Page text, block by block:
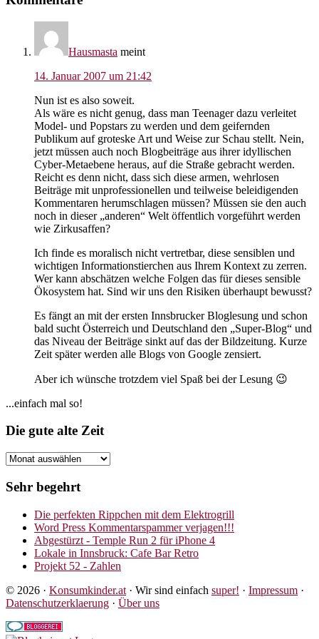
Interaktionen
Hausmasta meint
14. Januar 2007 um 21:42
Nun ist es also soweit.
Als wäre es nicht genug, dass man Teenager dazu verleitet
Model- und Popstars zu werden und dem geifernden
Publikum auf groteske Art und Weise zur Schau stellt. Nein,
jetzt müssen auch noch Blogbeiträge aus ihrer idyllischen
Cyber-Metaebene heraus, auf die Straße gebracht werden.
Reicht es denn nicht, dass sich diese armen, wehrlosen
Beiträge mit unprofessionellen und teilweise beleidigenden
Kommentaren herumschlagen müssen? Müssen sie den auch
noch in dieser „anderen“ Welt öffentlich vorgeführt werden
wie Zirkusaffen?
Ich finde es moralisch nicht vertretbar, diese sensiblen und
wichtigen Informationstierchen aus Ihrem Kontext zu zerren.
Wer kann abschätzen welche Folgen das für dieses sensible
Ökosystem hat. Sind wir uns den Risiken überhaupt bewusst?
Es fängt an mit der ersten Innsbrucker Bloglesung und schon
bald sucht Österreich und Deutschland den „Super-Blog“ und
das Niveau der Beiträge sinkt auf das der Bildzeitung. Kurze
Zeit später werden alle Blogs von Google zensiert.
Aber ich wünsche trotzdem viel Spaß bei der Lesung 😉
Seitenspalte
...einfach mal so!
Footer
Die gute alte Zeit
Die
alte
Sehr begehrt
Die perfekten Rippchen mit dem Elektrogrill
Word Press Kommentarspammer verjagen!!!
Abgestürzt - Temple Run 2 für iPhone 4
Lokale in Innsbruck: Cafe Bar Retro
Projekt 52 - Zahlen
© 2026 · Konsumkinder.at · Wir sind einfach super! · Impressum ·
Datenschutzerklaerung · Über uns